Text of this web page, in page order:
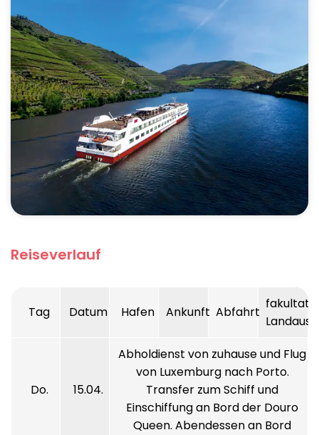
Reiseverlauf
Tag Datum Hafen Ankunft Abfahrt
Do. 15.04.
Abholdienst von zuhause und Flug
von Luxemburg nach Porto.
Transfer zum Schiff und
Einschiffung an Bord der Douro
Queen. Abendessen an Bord